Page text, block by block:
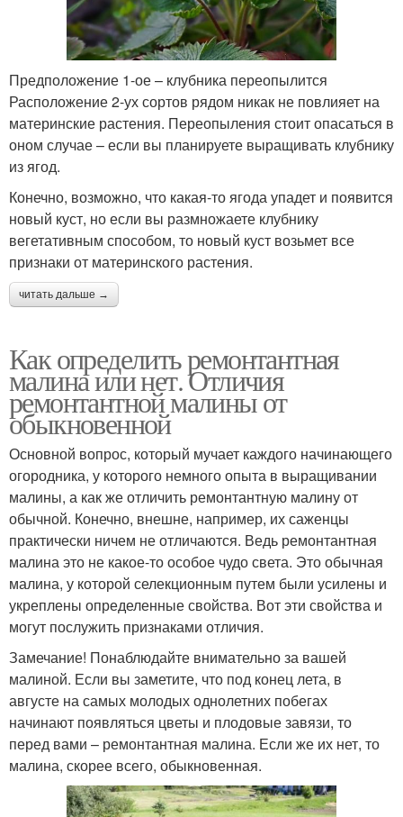
Предположение 1-ое – клубника переопылится
Расположение 2-ух сортов рядом никак не повлияет на
материнские растения. Переопыления стоит опасаться в
оном случае – если вы планируете выращивать клубнику
из ягод.
Конечно, возможно, что какая-то ягода упадет и появится
новый куст, но если вы размножаете клубнику
вегетативным способом, то новый куст возьмет все
признаки от материнского растения.
читать дальше →
Как определить ремонтантная
малина или нет. Отличия
ремонтантной малины от
обыкновенной
Основной вопрос, который мучает каждого начинающего
огородника, у которого немного опыта в выращивании
малины, а как же отличить ремонтантную малину от
обычной. Конечно, внешне, например, их саженцы
практически ничем не отличаются. Ведь ремонтантная
малина это не какое-то особое чудо света. Это обычная
малина, у которой селекционным путем были усилены и
укреплены определенные свойства. Вот эти свойства и
могут послужить признаками отличия.
Замечание! Понаблюдайте внимательно за вашей
малиной. Если вы заметите, что под конец лета, в
августе на самых молодых однолетних побегах
начинают появляться цветы и плодовые завязи, то
перед вами – ремонтантная малина. Если же их нет, то
малина, скорее всего, обыкновенная.